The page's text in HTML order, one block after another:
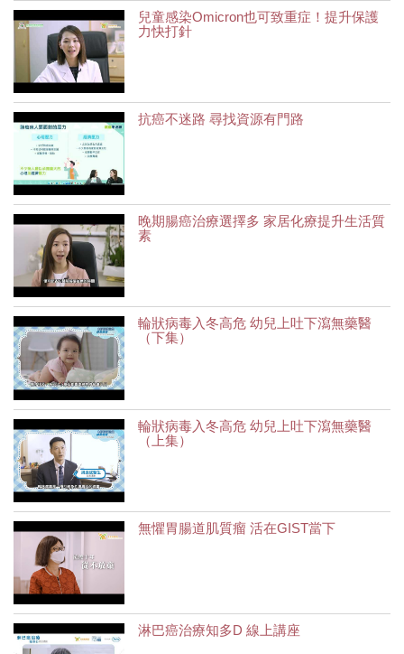
兒童感染Omicron也可致重症！提升保護
力快打針
抗癌不迷路 尋找資源有門路
晚期腸癌治療選擇多 家居化療提升生活質
素
輪狀病毒入冬高危 幼兒上吐下瀉無藥醫
（下集）
輪狀病毒入冬高危 幼兒上吐下瀉無藥醫
（上集）
無懼胃腸道肌質瘤 活在GIST當下
淋巴癌治療知多D 線上講座